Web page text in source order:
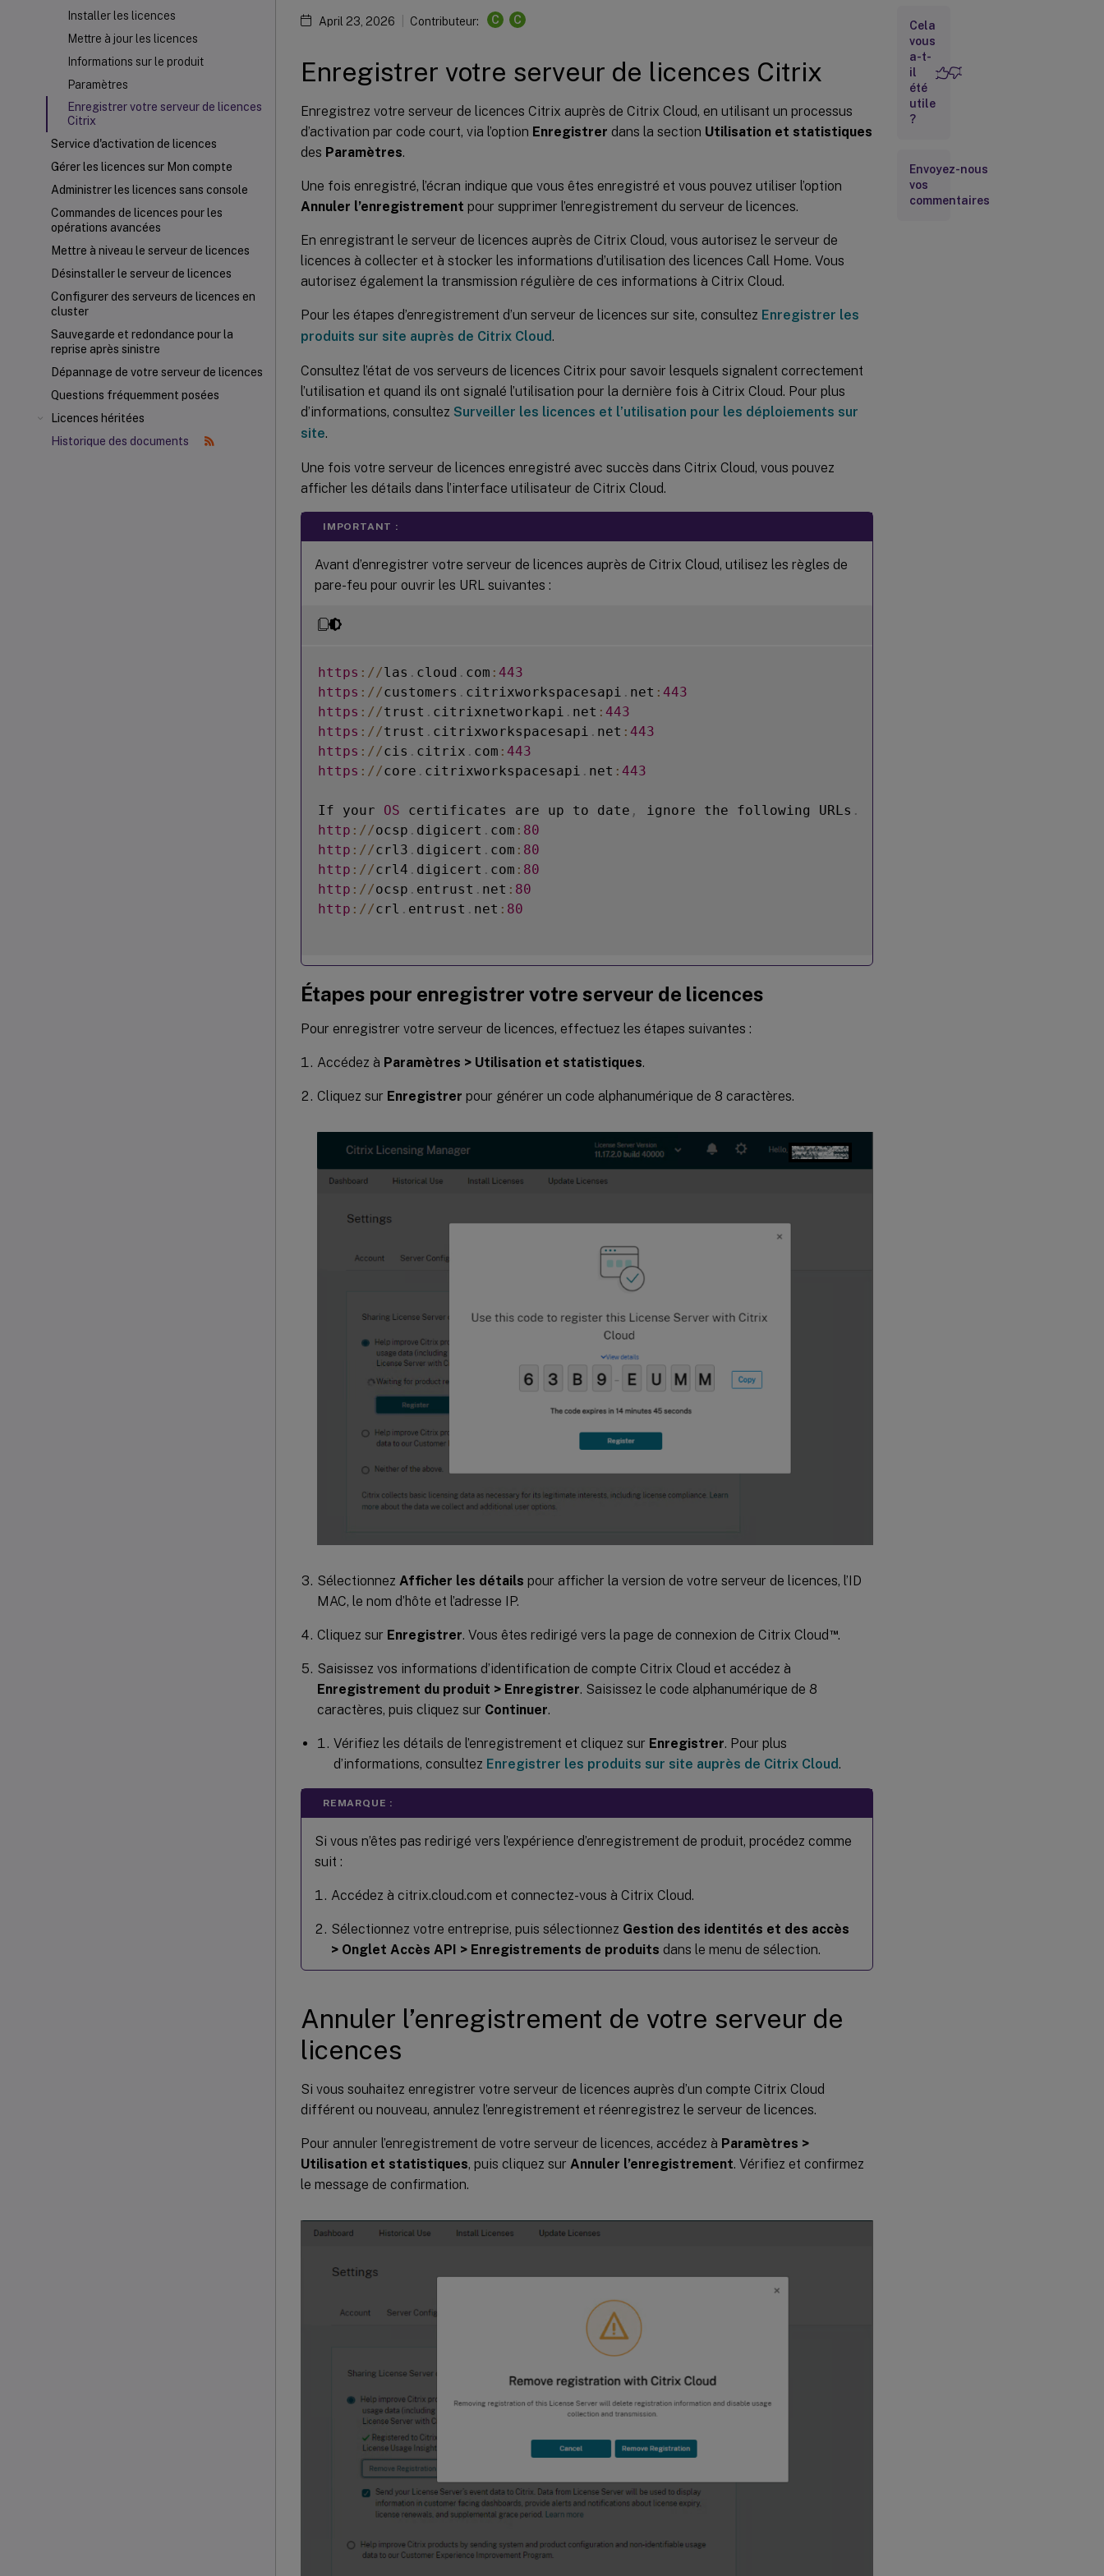
Installer les licences
Mettre à jour les licences
Informations sur le produit
Paramètres
Enregistrer votre serveur de licences
Citrix
Service d'activation de licences
Gérer les licences sur Mon compte
Administrer les licences sans console
Commandes de licences pour les
opérations avancées
Mettre à niveau le serveur de licences
Désinstaller le serveur de licences
Configurer des serveurs de licences en
cluster
Sauvegarde et redondance pour la
reprise après sinistre
Dépannage de votre serveur de licences
Questions fréquemment posées
Licences héritées
Historique des documents
April 23, 2026 Contributeur: C C
Enregistrer votre serveur de licences Citrix
Enregistrez votre serveur de licences Citrix auprès de Citrix Cloud, en utilisant un processus
d’activation par code court, via l’option Enregistrer dans la section Utilisation et statistiques
des Paramètres.
Une fois enregistré, l’écran indique que vous êtes enregistré et vous pouvez utiliser l’option
Annuler l’enregistrement pour supprimer l’enregistrement du serveur de licences.
En enregistrant le serveur de licences auprès de Citrix Cloud, vous autorisez le serveur de
licences à collecter et à stocker les informations d’utilisation des licences Call Home. Vous
autorisez également la transmission régulière de ces informations à Citrix Cloud.
Pour les étapes d’enregistrement d’un serveur de licences sur site, consultez Enregistrer les
produits sur site auprès de Citrix Cloud.
Consultez l’état de vos serveurs de licences Citrix pour savoir lesquels signalent correctement
l’utilisation et quand ils ont signalé l’utilisation pour la dernière fois à Citrix Cloud. Pour plus
d’informations, consultez Surveiller les licences et l’utilisation pour les déploiements sur
site.
Une fois votre serveur de licences enregistré avec succès dans Citrix Cloud, vous pouvez
afficher les détails dans l’interface utilisateur de Citrix Cloud.
IMPORTANT :
Avant d’enregistrer votre serveur de licences auprès de Citrix Cloud, utilisez les règles de
pare-feu pour ouvrir les URL suivantes :
https : / /las . cloud . com : 443
https : / /customers . citrixworkspacesapi . net : 443
https : / /trust . citrixnetworkapi . net : 443
https : / /trust . citrixworkspacesapi . net : 443
https : / /cis . citrix . com : 443
https : / /core . citrixworkspacesapi . net : 443
If your OS certificates are up to date , ignore the following URLs .
http : / /ocsp . digicert . com : 80
http : / /crl3 . digicert . com : 80
http : / /crl4 . digicert . com : 80
http : / /ocsp . entrust . net : 80
http : / /crl . entrust . net : 80
Étapes pour enregistrer votre serveur de licences
Pour enregistrer votre serveur de licences, effectuez les étapes suivantes :
Accédez à Paramètres > Utilisation et statistiques.
Cliquez sur Enregistrer pour générer un code alphanumérique de 8 caractères.
Sélectionnez Afficher les détails pour afficher la version de votre serveur de licences, l’ID
MAC, le nom d’hôte et l’adresse IP.
Cliquez sur Enregistrer. Vous êtes redirigé vers la page de connexion de Citrix Cloud ™.
Saisissez vos informations d’identification de compte Citrix Cloud et accédez à
Enregistrement du produit > Enregistrer. Saisissez le code alphanumérique de 8
caractères, puis cliquez sur Continuer.
Vérifiez les détails de l’enregistrement et cliquez sur Enregistrer. Pour plus
d’informations, consultez Enregistrer les produits sur site auprès de Citrix Cloud.
REMARQUE :
Si vous n’êtes pas redirigé vers l’expérience d’enregistrement de produit, procédez comme
suit :
Accédez à citrix.cloud.com et connectez-vous à Citrix Cloud.
Sélectionnez votre entreprise, puis sélectionnez Gestion des identités et des accès
> Onglet Accès API > Enregistrements de produits dans le menu de sélection.
Annuler l’enregistrement de votre serveur de
licences
Si vous souhaitez enregistrer votre serveur de licences auprès d’un compte Citrix Cloud
différent ou nouveau, annulez l’enregistrement et réenregistrez le serveur de licences.
Pour annuler l’enregistrement de votre serveur de licences, accédez à Paramètres >
Utilisation et statistiques, puis cliquez sur Annuler l’enregistrement. Vérifiez et confirmez
le message de confirmation.
Informations
supplémentaires
Cela
vous
a-t-
il
été
utile
?
Envoyez-nous
vos
commentaires